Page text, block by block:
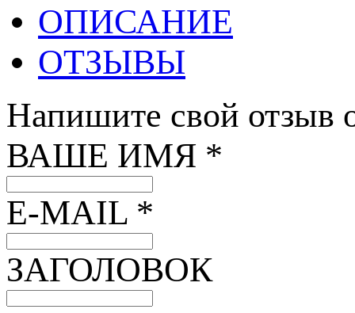
ОПИСАНИЕ
ОТЗЫВЫ
Напишите свой отзыв
ВАШЕ ИМЯ *
E-MAIL *
ЗАГОЛОВОК